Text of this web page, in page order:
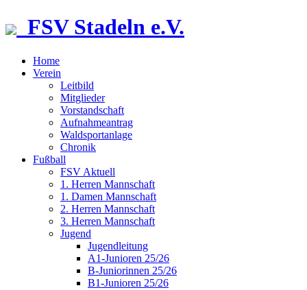
FSV Stadeln e.V.
Home
Verein
Leitbild
Mitglieder
Vorstandschaft
Aufnahmeantrag
Waldsportanlage
Chronik
Fußball
FSV Aktuell
1. Herren Mannschaft
1. Damen Mannschaft
2. Herren Mannschaft
3. Herren Mannschaft
Jugend
Jugendleitung
A1-Junioren 25/26
B-Juniorinnen 25/26
B1-Junioren 25/26